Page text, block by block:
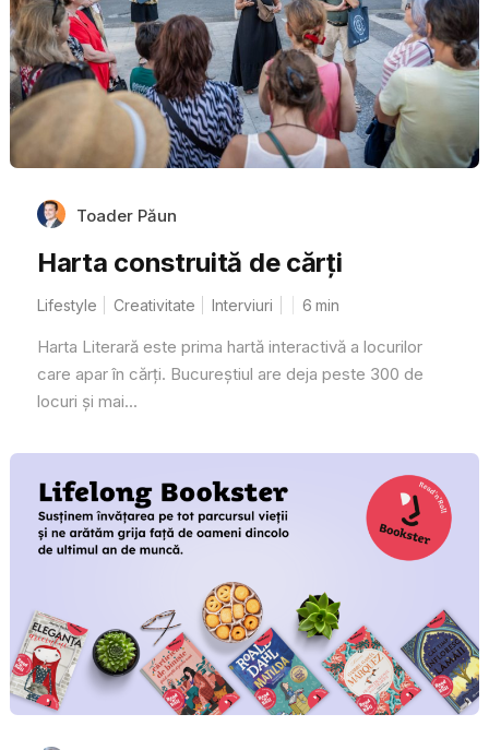
Toader Păun
Harta construită de cărți
Lifestyle Creativitate Interviuri 6 min
Harta Literară este prima hartă interactivă a locurilor
care apar în cărți. Bucureștiul are deja peste 300 de
locuri și mai...